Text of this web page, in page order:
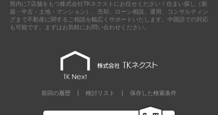
県内に7店舗をもつ株式会社TKネクストにお任せください！住まい探し（新
築・中古・土地・マンション）、売却、ローン相談、運用、コンサルティン
グまで不動産に関するご相談を幅広くサポートいたします。中国語での対応
も可能です。まずはお気軽にお問い合わせください。
前回の履歴 検討リスト 保存した検索条件